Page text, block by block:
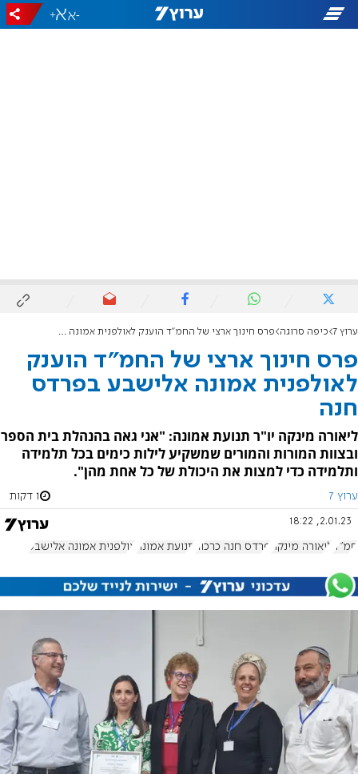
-
+
ערוץ 7 כיפה סרוגה פרס חינוך ארצי של החמ"ד הוענק לאולפנית אמונה אלישבע בפרדס חנה
פרס חינוך ארצי של החמ"ד הוענק
לאולפנית אמונה אלישבע בפרדס
חנה
ליאורה מינקה יו"ר תנועת אמונה: "אני גאה בהנהלת בית הספר
ובצוות המורות והמורים שמשקיע לילות כימים בכל תלמידה
ותלמידה כדי למצות את היכולת של כל אחת מהן".
ערוץ 7 1 דקות
2.01.23, 18:22
חמ"ד ליאורה מינקה פרדס חנה כרכור תנועת אמונה אולפנית אמונה אלישבע